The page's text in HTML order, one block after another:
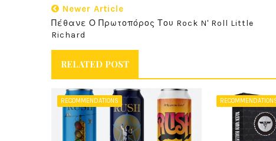
Newer Article
Πέθανε Ο Πρωτοπόρος Του Rock N' Roll Little
Richard
RELATED POST
RECOMMENDATIONS